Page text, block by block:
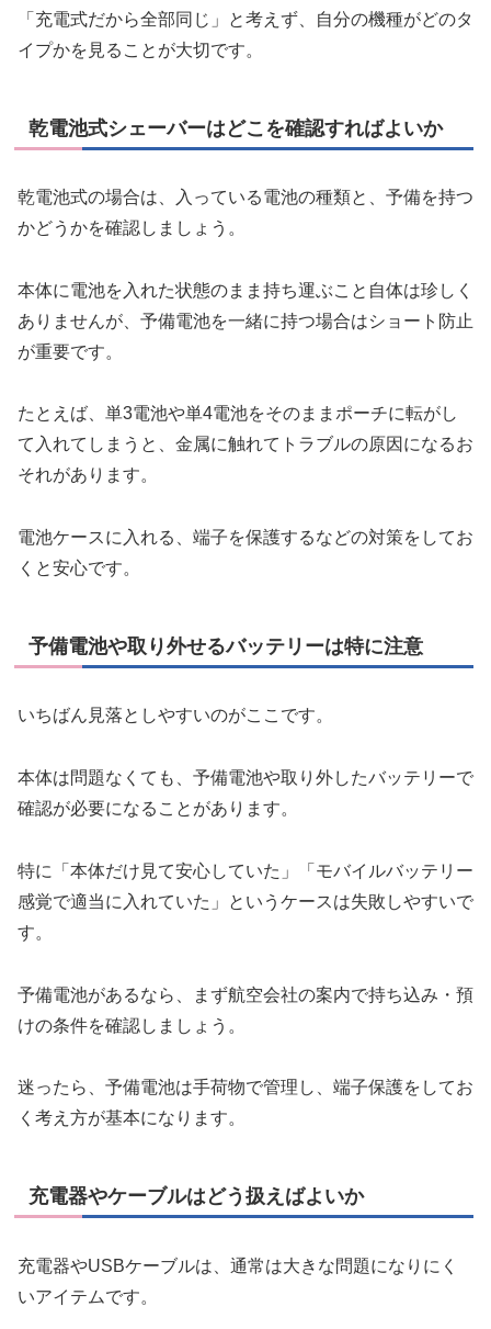
「充電式だから全部同じ」と考えず、自分の機種がどのタ
イプかを見ることが大切です。
乾電池式シェーバーはどこを確認すればよいか
乾電池式の場合は、入っている電池の種類と、予備を持つ
かどうかを確認しましょう。
本体に電池を入れた状態のまま持ち運ぶこと自体は珍しく
ありませんが、予備電池を一緒に持つ場合はショート防止
が重要です。
たとえば、単3電池や単4電池をそのままポーチに転がし
て入れてしまうと、金属に触れてトラブルの原因になるお
それがあります。
電池ケースに入れる、端子を保護するなどの対策をしてお
くと安心です。
予備電池や取り外せるバッテリーは特に注意
いちばん見落としやすいのがここです。
本体は問題なくても、予備電池や取り外したバッテリーで
確認が必要になることがあります。
特に「本体だけ見て安心していた」「モバイルバッテリー
感覚で適当に入れていた」というケースは失敗しやすいで
す。
予備電池があるなら、まず航空会社の案内で持ち込み・預
けの条件を確認しましょう。
迷ったら、予備電池は手荷物で管理し、端子保護をしてお
く考え方が基本になります。
充電器やケーブルはどう扱えばよいか
充電器やUSBケーブルは、通常は大きな問題になりにく
いアイテムです。